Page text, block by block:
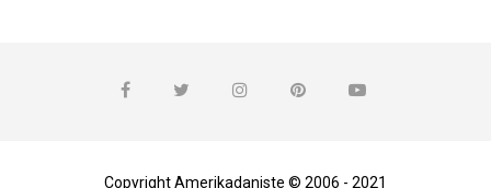
Copyright Amerikadaniste © 2006 - 2021